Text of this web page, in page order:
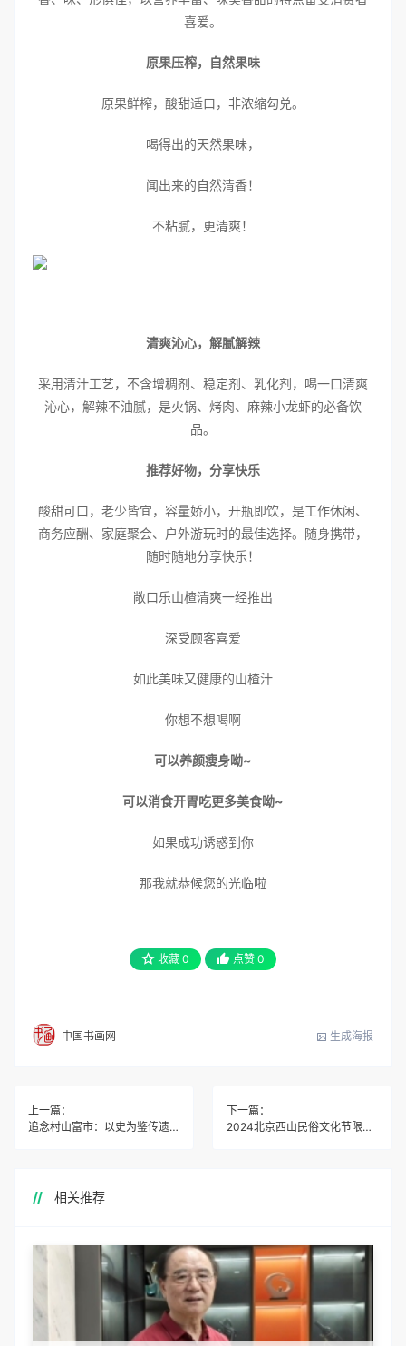
喜爱。
原果压榨，自然果味
原果鲜榨，酸甜适口，非浓缩勾兑。
喝得出的天然果味，
闻出来的自然清香！
不粘腻，更清爽！
清爽沁心，解腻解辣
采用清汁工艺，不含增稠剂、稳定剂、乳化剂，喝一口清爽
沁心，解辣不油腻，是火锅、烤肉、麻辣小龙虾的必备饮
品。
推荐好物，分享快乐
酸甜可口，老少皆宜，容量娇小，开瓶即饮，是工作休闲、
商务应酬、家庭聚会、户外游玩时的最佳选择。随身携带，
随时随地分享快乐！
敞口乐山楂清爽一经推出
深受顾客喜爱
如此美味又健康的山楂汁
你想不想喝啊
可以养颜瘦身呦~
可以消食开胃吃更多美食呦~
如果成功诱惑到你
那我就恭候您的光临啦
收藏 0 点赞 0
中国书画网 生成海报
上一篇：
追念村山富市：以史为鉴传遗志，笃行和平向未来
下一篇：
2024北京西山民俗文化节限时招募啦
相关推荐